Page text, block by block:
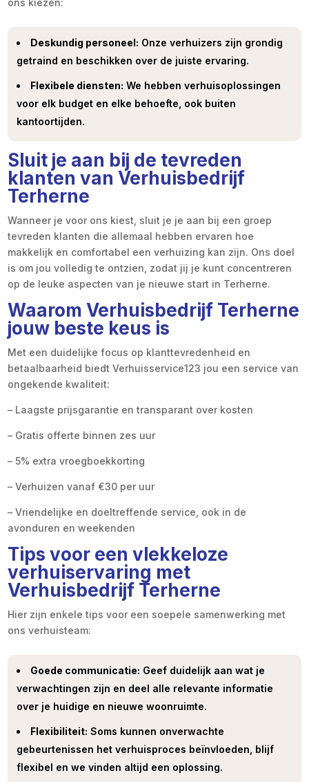
ons kiezen:
Deskundig personeel: Onze verhuizers zijn grondig
getraind en beschikken over de juiste ervaring.
Flexibele diensten: We hebben verhuisoplossingen
voor elk budget en elke behoefte, ook buiten
kantoortijden.
Sluit je aan bij de tevreden
klanten van Verhuisbedrijf
Terherne
Wanneer je voor ons kiest, sluit je je aan bij een groep
tevreden klanten die allemaal hebben ervaren hoe
makkelijk en comfortabel een verhuizing kan zijn. Ons doel
is om jou volledig te ontzien, zodat jij je kunt concentreren
op de leuke aspecten van je nieuwe start in Terherne.
Waarom Verhuisbedrijf Terherne
jouw beste keus is
Met een duidelijke focus op klanttevredenheid en
betaalbaarheid biedt Verhuisservice123 jou een service van
ongekende kwaliteit:
– Laagste prijsgarantie en transparant over kosten
– Gratis offerte binnen zes uur
– 5% extra vroegboekkorting
– Verhuizen vanaf €30 per uur
– Vriendelijke en doeltreffende service, ook in de
avonduren en weekenden
Tips voor een vlekkeloze
verhuiservaring met
Verhuisbedrijf Terherne
Hier zijn enkele tips voor een soepele samenwerking met
ons verhuisteam:
Goede communicatie: Geef duidelijk aan wat je
verwachtingen zijn en deel alle relevante informatie
over je huidige en nieuwe woonruimte.
Flexibiliteit: Soms kunnen onverwachte
gebeurtenissen het verhuisproces beïnvloeden, blijf
flexibel en we vinden altijd een oplossing.